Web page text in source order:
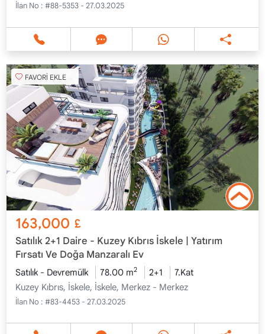
İlan No : #88-5353 - 27.03.2025
FAVORİ EKLE
163,000 £
Satılık 2+1 Daire - Kuzey Kıbrıs İskele | Yatırım
Fırsatı Ve Doğa Manzaralı Ev
Satılık - Devremülk 78.00 m2 2+1
7.Kat
Kuzey Kıbrıs, İskele, İskele, Merkez - Merkez
İlan No : #83-4453 - 27.03.2025